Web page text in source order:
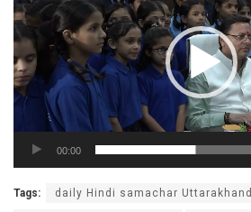
00:00
Tags: daily Hindi samachar Uttarakhand